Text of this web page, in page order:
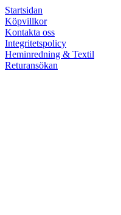
Startsidan
Köpvillkor
Kontakta oss
Integritetspolicy
Heminredning & Textil
Returansökan